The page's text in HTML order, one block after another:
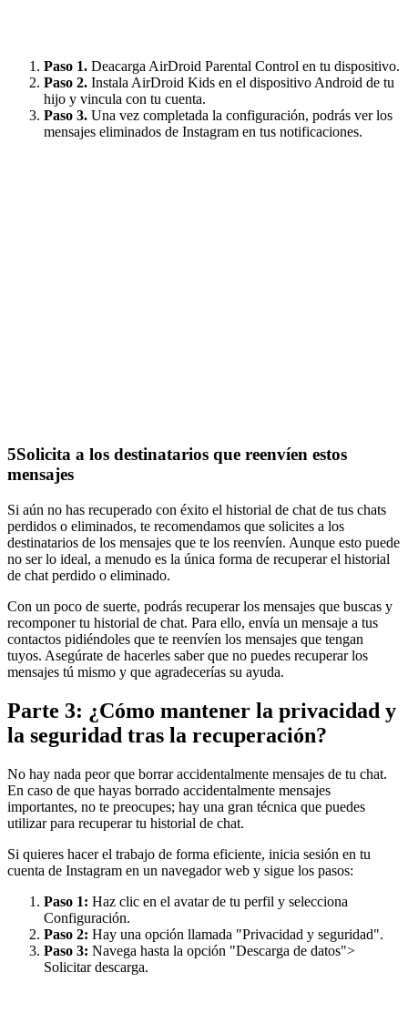
Paso 1. Deacarga AirDroid Parental Control en tu dispositivo.
Paso 2. Instala AirDroid Kids en el dispositivo Android de tu
hijo y vincula con tu cuenta.
Paso 3. Una vez completada la configuración, podrás ver los
mensajes eliminados de Instagram en tus notificaciones.
5Solicita a los destinatarios que reenvíen estos
mensajes
Si aún no has recuperado con éxito el historial de chat de tus chats
perdidos o eliminados, te recomendamos que solicites a los
destinatarios de los mensajes que te los reenvíen. Aunque esto puede
no ser lo ideal, a menudo es la única forma de recuperar el historial
de chat perdido o eliminado.
Con un poco de suerte, podrás recuperar los mensajes que buscas y
recomponer tu historial de chat. Para ello, envía un mensaje a tus
contactos pidiéndoles que te reenvíen los mensajes que tengan
tuyos. Asegúrate de hacerles saber que no puedes recuperar los
mensajes tú mismo y que agradecerías su ayuda.
Parte 3: ¿Cómo mantener la privacidad y
la seguridad tras la recuperación?
No hay nada peor que borrar accidentalmente mensajes de tu chat.
En caso de que hayas borrado accidentalmente mensajes
importantes, no te preocupes; hay una gran técnica que puedes
utilizar para recuperar tu historial de chat.
Si quieres hacer el trabajo de forma eficiente, inicia sesión en tu
cuenta de Instagram en un navegador web y sigue los pasos:
Paso 1: Haz clic en el avatar de tu perfil y selecciona
Configuración.
Paso 2: Hay una opción llamada "Privacidad y seguridad".
Paso 3: Navega hasta la opción "Descarga de datos">
Solicitar descarga.